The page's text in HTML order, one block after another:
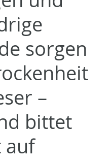
sorgen
–
bittet
auf